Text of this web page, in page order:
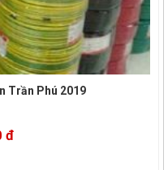
Trần Phú 2019
đ